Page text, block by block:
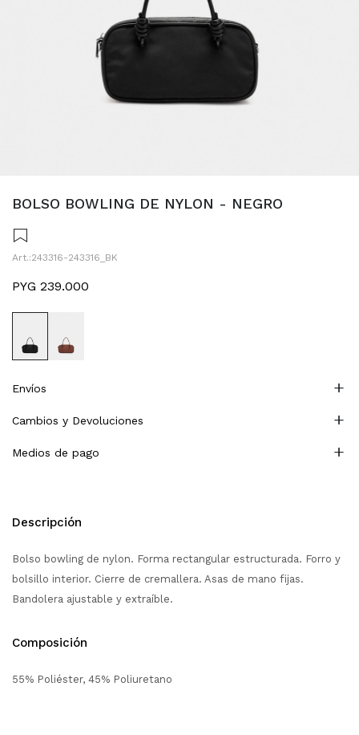
BOLSO BOWLING DE NYLON - NEGRO
243316-243316_BK
PYG 239.000
Envíos
Cambios y Devoluciones
Medios de pago
Descripción
Bolso bowling de nylon. Forma rectangular estructurada. Forro y
bolsillo interior. Cierre de cremallera. Asas de mano fijas.
Bandolera ajustable y extraíble.
Composición
55% Poliéster, 45% Poliuretano